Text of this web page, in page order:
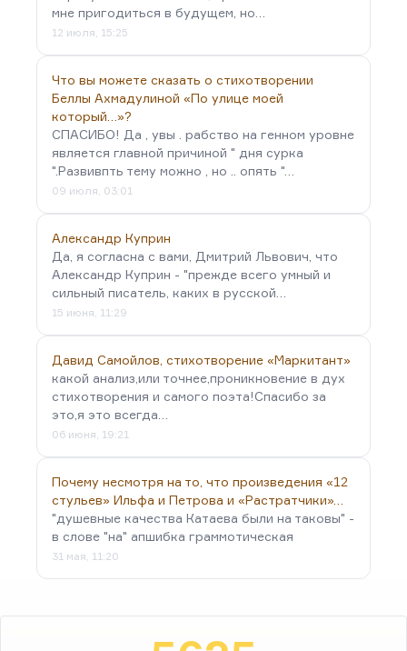
мне пригодиться в будущем, но…
12 июля, 15:25
Что вы можете сказать о стихотворении
Беллы Ахмадулиной «По улице моей
который…»?
СПАСИБО! Да , увы . рабство на генном уровне
является главной причиной " дня сурка
".Развивпть тему можно , но .. опять "…
09 июля, 03:01
Александр Куприн
Да, я согласна с вами, Дмитрий Львович, что
Александр Куприн - "прежде всего умный и
сильный писатель, каких в русской…
15 июня, 11:29
Давид Самойлов, стихотворение «Маркитант»
какой анализ,или точнее,проникновение в дух
стихотворения и самого поэта!Спасибо за
это,я это всегда…
06 июня, 19:21
Почему несмотря на то, что произведения «12
стульев» Ильфа и Петрова и «Растратчики»…
"душевные качества Катаева были на таковы" -
в слове "на" апшибка граммотическая
31 мая, 11:20